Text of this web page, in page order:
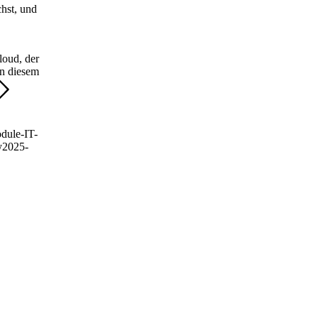
und
der
diesem
IT-
2025-